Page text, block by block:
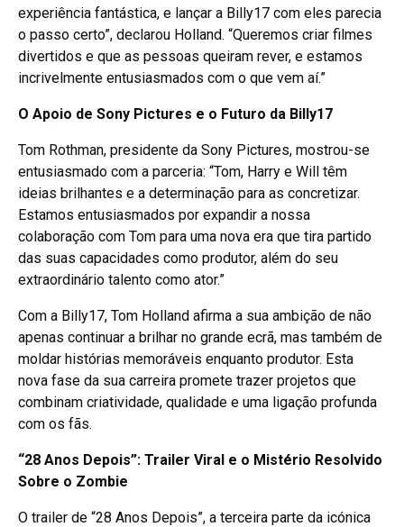
experiência fantástica, e lançar a Billy17 com eles parecia
o passo certo”, declarou Holland. “Queremos criar filmes
divertidos e que as pessoas queiram rever, e estamos
incrivelmente entusiasmados com o que vem aí.”
O Apoio de Sony Pictures e o Futuro da Billy17
Tom Rothman, presidente da Sony Pictures, mostrou-se
entusiasmado com a parceria: “Tom, Harry e Will têm
ideias brilhantes e a determinação para as concretizar.
Estamos entusiasmados por expandir a nossa
colaboração com Tom para uma nova era que tira partido
das suas capacidades como produtor, além do seu
extraordinário talento como ator.”
Com a Billy17, Tom Holland afirma a sua ambição de não
apenas continuar a brilhar no grande ecrã, mas também de
moldar histórias memoráveis enquanto produtor. Esta
nova fase da sua carreira promete trazer projetos que
combinam criatividade, qualidade e uma ligação profunda
com os fãs.
“28 Anos Depois”: Trailer Viral e o Mistério Resolvido
Sobre o Zombie
O trailer de “28 Anos Depois”, a terceira parte da icónica